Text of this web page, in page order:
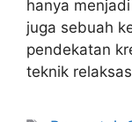
hanya
juga sebuah
pendekatan
teknik